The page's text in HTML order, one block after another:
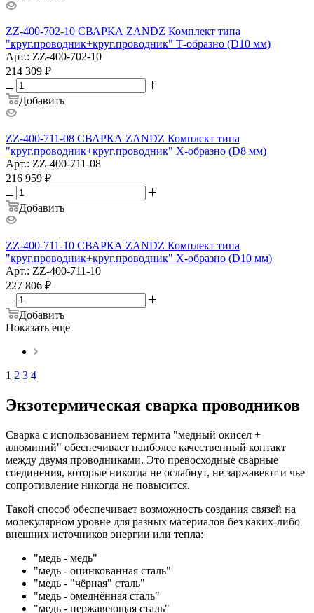
ZZ-400-702-10 СВАРКА ZANDZ Комплект типа
"круг.проводник+круг.проводник" Т-образно (D10 мм)
Арт.: ZZ-400-702-10
214 309 ₽
Добавить
ZZ-400-711-08 СВАРКА ZANDZ Комплект типа
"круг.проводник+круг.проводник" Х-образно (D8 мм)
Арт.: ZZ-400-711-08
216 959 ₽
Добавить
ZZ-400-711-10 СВАРКА ZANDZ Комплект типа
"круг.проводник+круг.проводник" Х-образно (D10 мм)
Арт.: ZZ-400-711-10
227 806 ₽
Добавить
Показать еще
1 2 3 4
Экзотермическая сварка проводников
Сварка с использованием термита "медный окисел +
алюминий" обеспечивает наиболее качественный контакт
между двумя проводниками. Это превосходные сварные
соединения, которые никогда не ослабнут, не заржавеют и чье
сопротивление никогда не повысится.
Такой способ обеспечивает возможность создания связей на
молекулярном уровне для разных материалов без каких-либо
внешних источников энергии или тепла:
"медь - медь"
"медь - оцинкованная сталь"
"медь - "чёрная" сталь"
"медь - омеднённая сталь"
"медь - нержавеющая сталь"